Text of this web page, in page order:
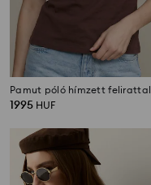
Pamut póló hímzett felirattal
1995 HUF